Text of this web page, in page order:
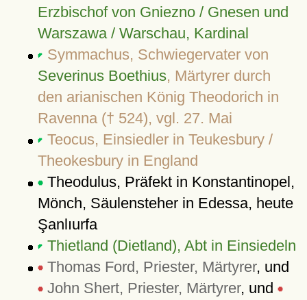
Erzbischof von Gniezno / Gnesen und
Warszawa / Warschau, Kardinal
Symmachus, Schwiegervater von
Severinus Boethius, Märtyrer durch
den arianischen König Theodorich in
Ravenna († 524), vgl. 27. Mai
Teocus, Einsiedler in Teukesbury /
Theokesbury in England
Theodulus, Präfekt in Konstantinopel,
Mönch, Säulensteher in Edessa, heute
Şanlıurfa
Thietland (Dietland), Abt in Einsiedeln
Thomas Ford, Priester, Märtyrer, und
John Shert, Priester, Märtyrer, und